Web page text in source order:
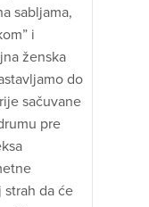
sabljama,
i
ženska
do
sačuvane
pre
da će